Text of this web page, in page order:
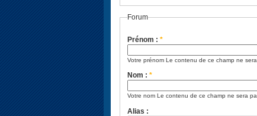
Forum
Prénom : *
Votre prénom Le contenu de ce champ ne
Nom : *
Votre nom Le contenu de ce champ ne sera
Alias :